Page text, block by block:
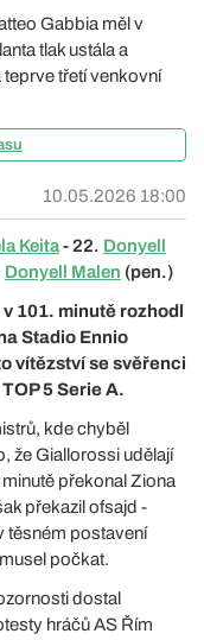
Gabbia měl v
tlak ustála a
teprve třetí venkovní
10.05.2026 18:00
Keita- 22. Donyell
Donyell Malen (pen.)
101. minutě rozhodl
Stadio Ennio
vítězství se svěřenci
5 Serie A.
kde chyběl
že Giallorossi udělají
překonal Ziona
překazil ofsajd -
těsném postavení
počkat.
dostal
hráčů AS Řím